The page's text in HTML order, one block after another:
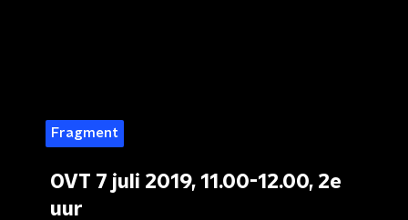
Fragment
OVT 7 juli 2019, 11.00-12.00, 2e
uur